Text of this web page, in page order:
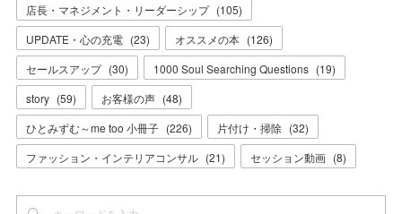
店長・マネジメント・リーダーシップ (105)
UPDATE・心の充電 (23) オススメの本 (126)
セールスアップ (30) 1000 Soul Searching Questions (19)
story (59) お客様の声 (48)
ひとみずむ～me too 小冊子 (226) 片付け・掃除 (32)
ファッション・インテリアコンサル (21) セッション動画 (8)